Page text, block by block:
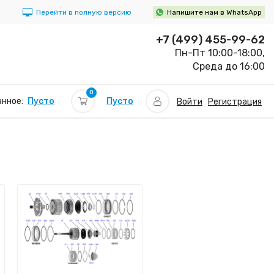
Перейти в полную версию Напишите нам в WhatsApp
+7 (499) 455-99-62
Пн-Пт 10:00-18:00,
Среда до 16:00
Пусто
0
Пусто Войти Регистрация